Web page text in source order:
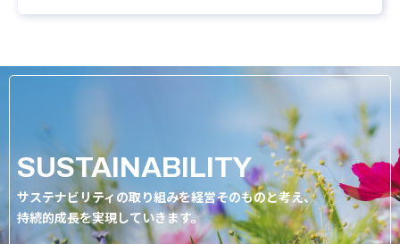
SUSTAINABILITY
サステナビリティの取り組みを経営そのものと考え、
持続的成長を実現していきます。